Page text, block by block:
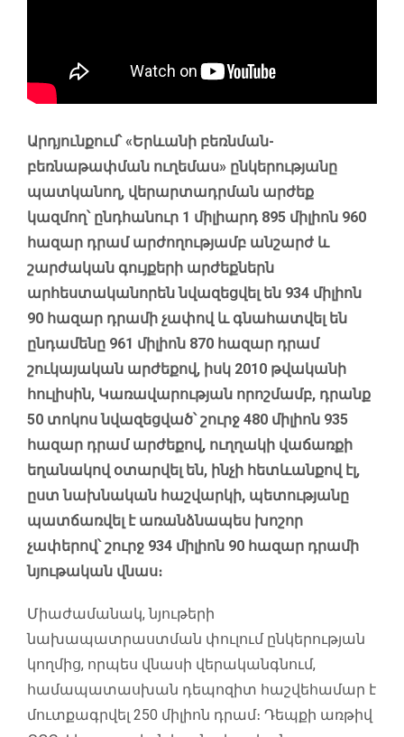
Արդյունքում՝ «Երևանի բեռնման-
բեռնաթափման ուղեմաս» ընկերությանը
պատկանող, վերարտադրման արժեք
կազմող՝ ընդհանուր 1 միլիարդ 895 միլիոն 960
հազար դրամ արժողությամբ անշարժ և
շարժական գույքերի արժեքներն
արհեստականորեն նվազեցվել են 934 միլիոն
90 հազար դրամի չափով և գնահատվել են
ընդամենը 961 միլիոն 870 հազար դրամ
շուկայական արժեքով, իսկ 2010 թվականի
հուլիսին, Կառավարության որոշմամբ, դրանք
50 տոկոս նվազեցված՝ շուրջ 480 միլիոն 935
հազար դրամ արժեքով, ուղղակի վաճառքի
եղանակով օտարվել են, ինչի հետևանքով էլ,
ըստ նախնական հաշվարկի, պետությանը
պատճառվել է առանձնապես խոշոր
չափերով՝ շուրջ 934 միլիոն 90 հազար դրամի
նյութական վնաս։
Միաժամանակ, նյութերի
նախապատրաստման փուլում ընկերության
կողմից, որպես վնասի վերականգնում,
համապատասխան դեպոզիտ հաշվեհամար է
մուտքագրվել 250 միլիոն դրամ։ Դեպքի առթիվ